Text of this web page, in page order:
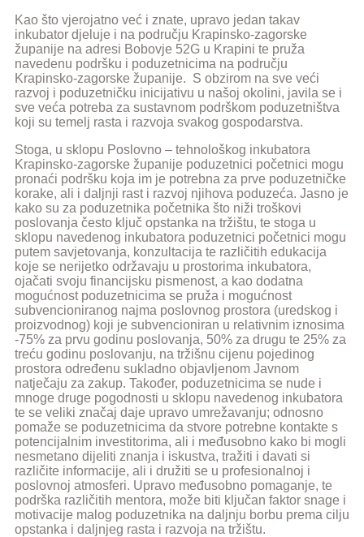
Kao što vjerojatno već i znate, upravo jedan takav
inkubator djeluje i na području Krapinsko-zagorske
županije na adresi Bobovje 52G u Krapini te pruža
navedenu podršku i poduzetnicima na području
Krapinsko-zagorske županije. S obzirom na sve veći
razvoj i poduzetničku inicijativu u našoj okolini, javila se i
sve veća potreba za sustavnom podrškom poduzetništva
koji su temelj rasta i razvoja svakog gospodarstva.
Stoga, u sklopu Poslovno – tehnološkog inkubatora
Krapinsko-zagorske županije poduzetnici početnici mogu
pronaći podršku koja im je potrebna za prve poduzetničke
korake, ali i daljnji rast i razvoj njihova poduzeća. Jasno je
kako su za poduzetnika početnika što niži troškovi
poslovanja često ključ opstanka na tržištu, te stoga u
sklopu navedenog inkubatora poduzetnici početnici mogu
putem savjetovanja, konzultacija te različitih edukacija
koje se nerijetko održavaju u prostorima inkubatora,
ojačati svoju financijsku pismenost, a kao dodatna
mogućnost poduzetnicima se pruža i mogućnost
subvencioniranog najma poslovnog prostora (uredskog i
proizvodnog) koji je subvencioniran u relativnim iznosima
-75% za prvu godinu poslovanja, 50% za drugu te 25% za
treću godinu poslovanju, na tržišnu cijenu pojedinog
prostora određenu sukladno objavljenom Javnom
natječaju za zakup. Također, poduzetnicima se nude i
mnoge druge pogodnosti u sklopu navedenog inkubatora
te se veliki značaj daje upravo umrežavanju; odnosno
pomaže se poduzetnicima da stvore potrebne kontakte s
potencijalnim investitorima, ali i međusobno kako bi mogli
nesmetano dijeliti znanja i iskustva, tražiti i davati si
različite informacije, ali i družiti se u profesionalnoj i
poslovnoj atmosferi. Upravo međusobno pomaganje, te
podrška različitih mentora, može biti ključan faktor snage i
motivacije malog poduzetnika na daljnju borbu prema cilju
opstanka i daljnjeg rasta i razvoja na tržištu.